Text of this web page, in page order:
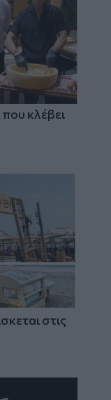
κλέβει
στις